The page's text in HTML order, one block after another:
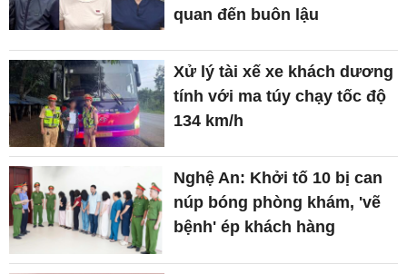
quan đến buôn lậu
Xử lý tài xế xe khách dương
tính với ma túy chạy tốc độ
134 km/h
Nghệ An: Khởi tố 10 bị can
núp bóng phòng khám, 'vẽ
bệnh' ép khách hàng